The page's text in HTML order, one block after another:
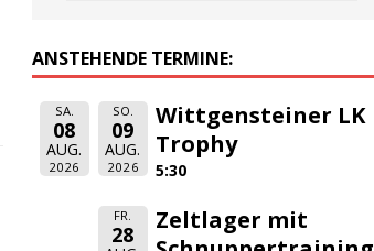
ANSTEHENDE TERMINE:
SA.
08
AUG.
2026
SO.
09
AUG.
2026
Wittgensteiner LK
Trophy
5:30
FR.
28
Zeltlager mit